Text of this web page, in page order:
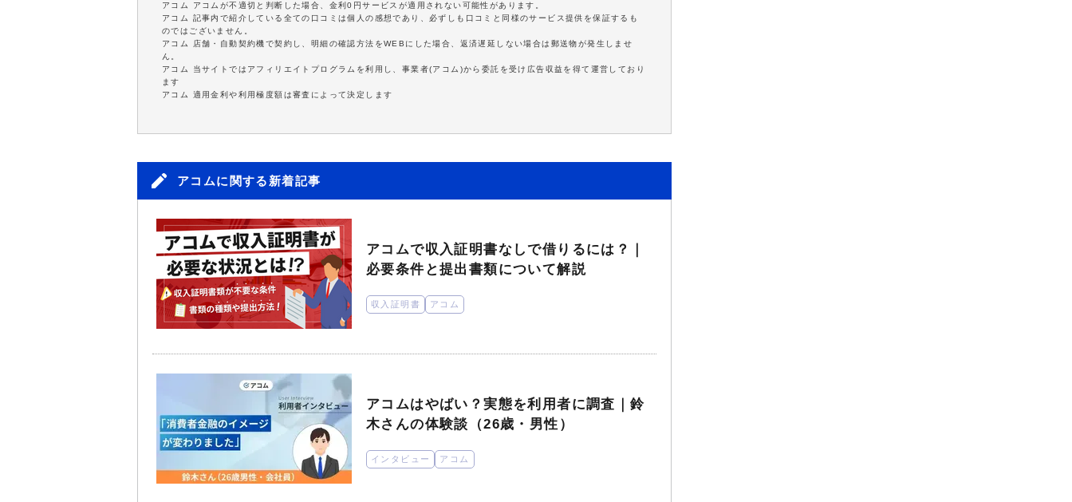
アコム アコムが不適切と判断した場合、金利0円サービスが適用されない可能性があります。
アコム 記事内で紹介している全ての口コミは個人の感想であり、必ずしも口コミと同様のサービス提供を保証するも
のではございません。
アコム 店舗・自動契約機で契約し、明細の確認方法をWEBにした場合、返済遅延しない場合は郵送物が発生しませ
ん。
アコム 当サイトではアフィリエイトプログラムを利用し、事業者(アコム)から委託を受け広告収益を得て運営しており
ます
アコム 適用金利や利用極度額は審査によって決定します
アコムに関する新着記事
アコムで収入証明書なしで借りるには？｜
必要条件と提出書類について解説
収入証明書 アコム
アコムはやばい？実態を利用者に調査｜鈴
木さんの体験談（26歳・男性）
インタビュー アコム